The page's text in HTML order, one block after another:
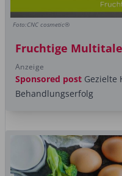
Foto:CNC cosmetic®
Fruchtige
Anzeige
Sponsored post Gezielte
Behandlungserfolg